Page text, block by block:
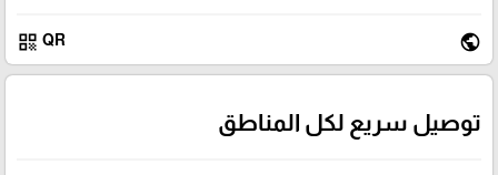
public
QR
qr_code
توصيل سريع لكل المناطق